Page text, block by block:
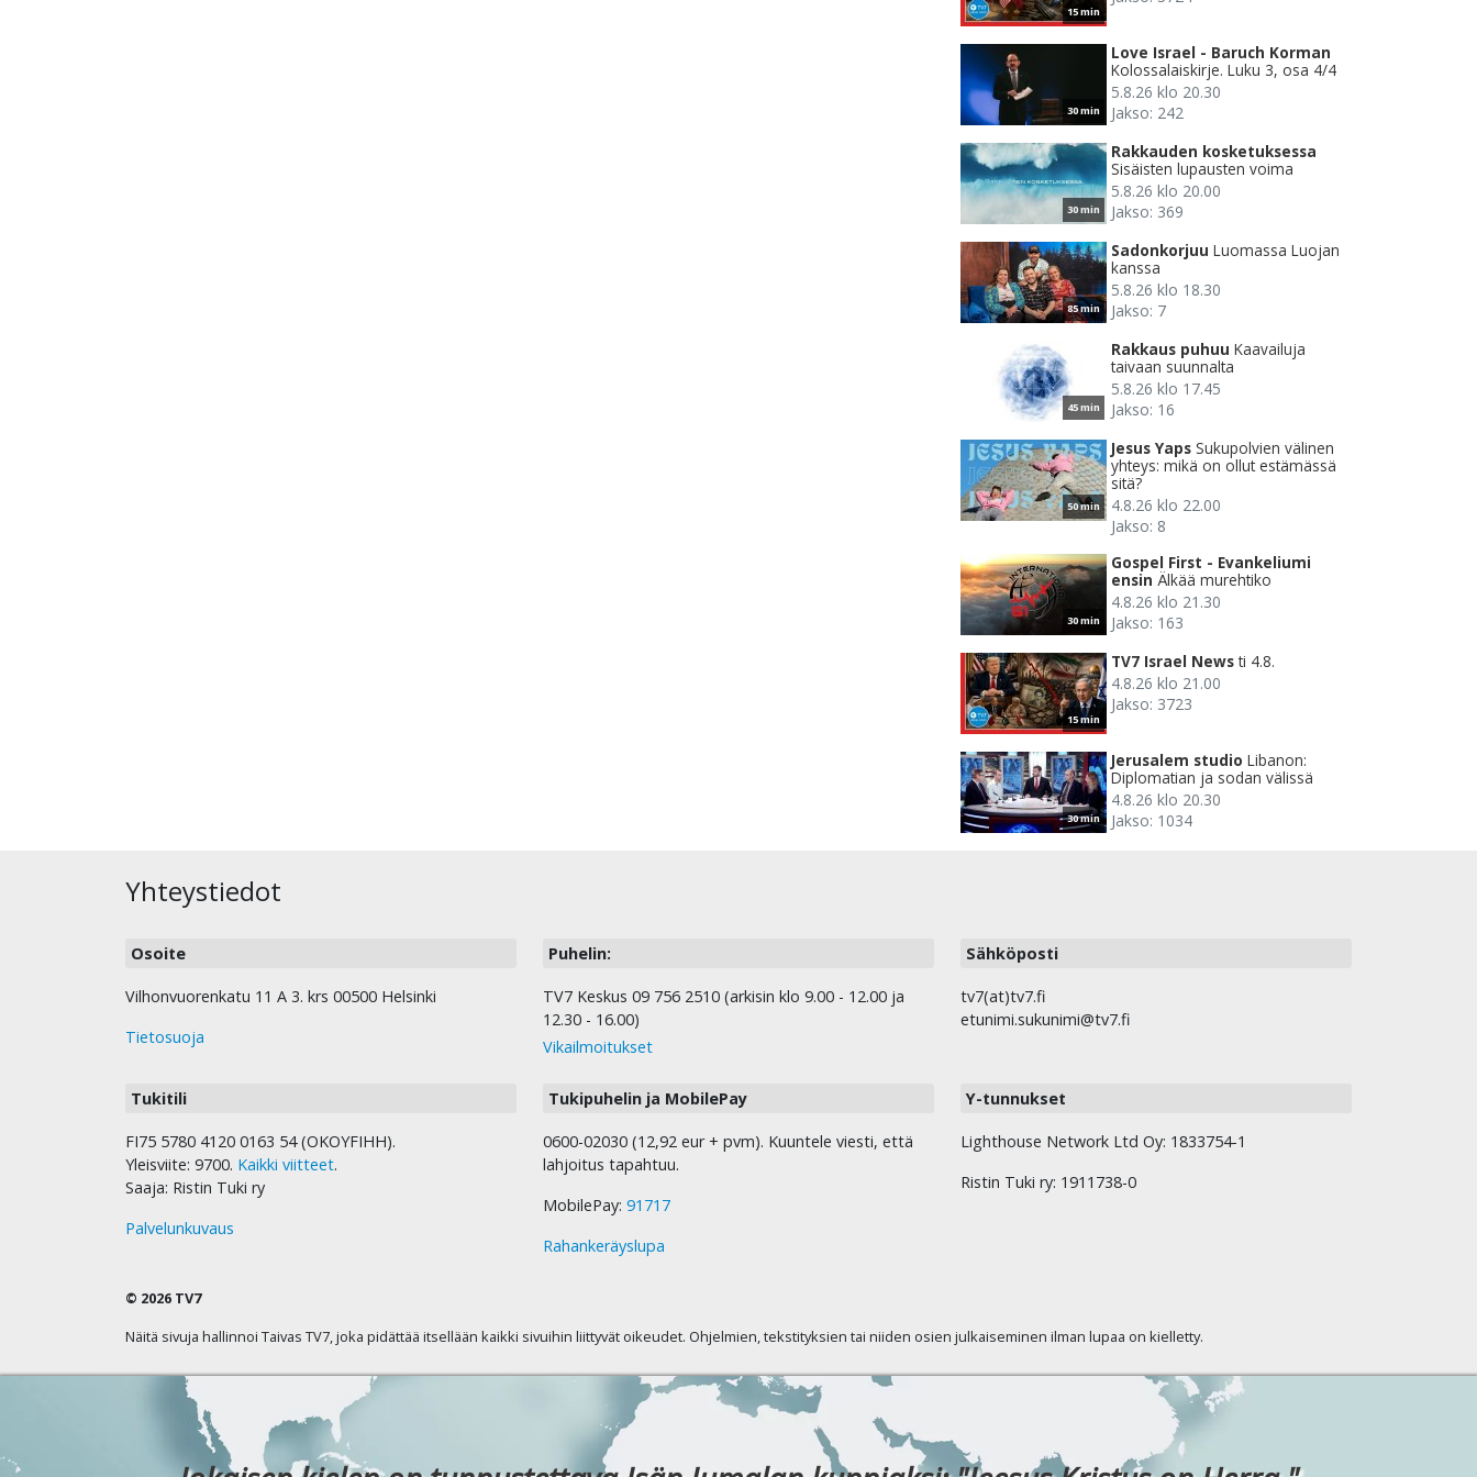
15 min
30 min
Love Israel - Baruch Korman
Kolossalaiskirje. Luku 3, osa 4/4
5.8.26 klo 20.30
Jakso: 242
30 min
Rakkauden kosketuksessa
Sisäisten lupausten voima
5.8.26 klo 20.00
Jakso: 369
85 min
Sadonkorjuu Luomassa Luojan
kanssa
5.8.26 klo 18.30
Jakso: 7
45 min
Rakkaus puhuu Kaavailuja
taivaan suunnalta
5.8.26 klo 17.45
Jakso: 16
50 min
Jesus Yaps Sukupolvien välinen
yhteys: mikä on ollut estämässä
sitä?
4.8.26 klo 22.00
Jakso: 8
30 min
Gospel First - Evankeliumi
ensin Älkää murehtiko
4.8.26 klo 21.30
Jakso: 163
15 min
TV7 Israel News ti 4.8.
4.8.26 klo 21.00
Jakso: 3723
30 min
Jerusalem studio Libanon:
Diplomatian ja sodan välissä
4.8.26 klo 20.30
Jakso: 1034
Yhteystiedot
Osoite
Vilhonvuorenkatu 11 A 3. krs 00500 Helsinki
Tietosuoja
Puhelin:
TV7 Keskus 09 756 2510 (arkisin klo 9.00 - 12.00 ja
12.30 - 16.00)
Vikailmoitukset
Sähköposti
tv7(at)tv7.fi
etunimi.sukunimi@tv7.fi
Tukitili
FI75 5780 4120 0163 54 (OKOYFIHH).
Yleisviite: 9700. Kaikki viitteet.
Saaja: Ristin Tuki ry
Palvelunkuvaus
Tukipuhelin ja MobilePay
0600-02030 (12,92 eur + pvm). Kuuntele viesti, että
lahjoitus tapahtuu.
MobilePay: 91717
Rahankeräyslupa
Y-tunnukset
Lighthouse Network Ltd Oy: 1833754-1
Ristin Tuki ry: 1911738-0
© 2026 TV7
Näitä sivuja hallinnoi Taivas TV7, joka pidättää itsellään kaikki sivuihin liittyvät oikeudet. Ohjelmien, tekstityksien tai niiden osien julkaiseminen ilman lupaa on kielletty.